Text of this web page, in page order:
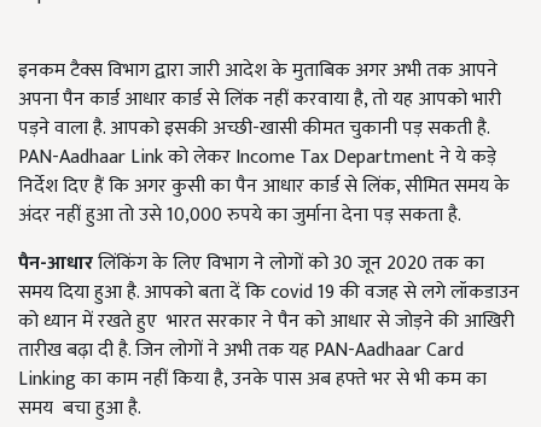
इनकम टैक्‍स विभाग द्वारा जारी आदेश के मुताबिक अगर अभी तक आपने
अपना पैन कार्ड आधार कार्ड से लिंक नहीं करवाया है, तो यह आपको भारी
पड़ने वाला है. आपको इसकी अच्छी-खासी कीमत चुकानी पड़ सकती है.
PAN-Aadhaar Link को लेकर Income Tax Department ने ये कड़े
निर्देश दिए हैं कि अगर कुसी का पैन आधार कार्ड से लिंक, सीमित समय के
अंदर नहीं हुआ तो उसे 10,000 रुपये का जुर्माना देना पड़ सकता है.
पैन-आधारलिंकिंग के लिए विभाग ने लोगों को 30 जून 2020 तक का
समय दिया हुआ है. आपको बता दें कि covid 19 की वजह से लगे लॉकडाउन
को ध्यान में रखते हुए भारत सरकार ने पैन को आधार से जोड़ने की आखिरी
तारीख बढ़ा दी है. जिन लोगों ने अभी तक यह PAN-Aadhaar Card
Linking का काम नहीं किया है, उनके पास अब हफ्ते भर से भी कम का
समय बचा हुआ है.